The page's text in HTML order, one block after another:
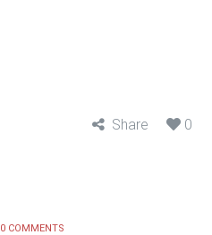
Share 0
0 COMMENTS